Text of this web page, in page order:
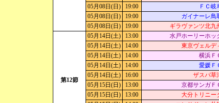
05月08日(日)
19:00
ＦＣ岐
05月08日(日)
19:00
ガイナーレ鳥
05月08日(日)
19:00 ギラヴァンツ北九
第12節
05月14日(土) 13:00
水戸ホーリーホッ
05月14日(土)
14:00
東京ヴェルデ
05月14日(土)
14:00
横浜Ｆ
05月14日(土)
14:00
愛媛Ｆ
05月14日(土)
16:00
ザスパ草
05月15日(日)
13:00
京都サンガＦ
05月15日(日)
13:00
大分トリニー